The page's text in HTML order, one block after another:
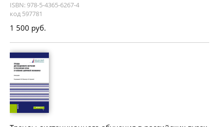
ISBN: 978-5-4365-6267-4
код 597781
1 500 руб.